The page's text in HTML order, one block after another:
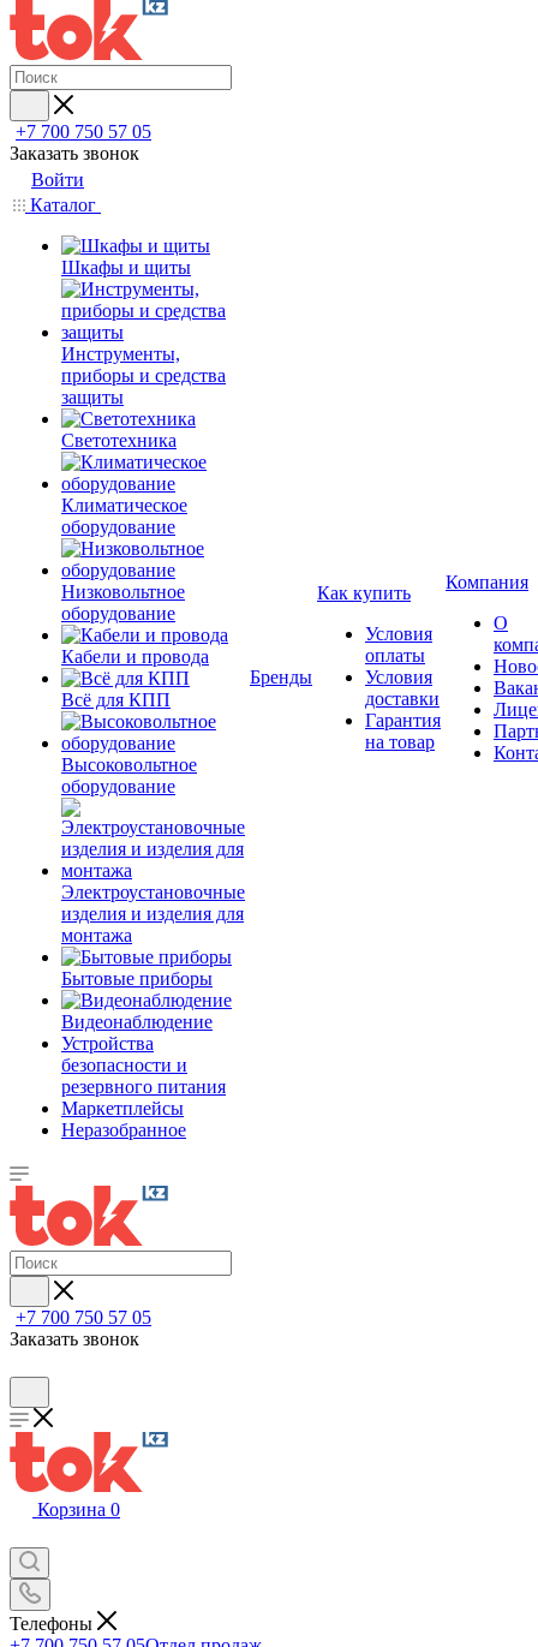
+7 700 750 57 05
Заказать звонок
Войти
Каталог
Шкафы и щиты
Инструменты,
приборы и средства
защиты
Светотехника
Климатическое
оборудование
Низковольтное
оборудование
Кабели и провода
Всё для КПП
Высоковольтное
оборудование
Электроустановочные
изделия и изделия для
монтажа
Бытовые приборы
Видеонаблюдение
Устройства
безопасности и
резервного питания
Маркетплейсы
Неразобранное
Бренды
Как купить
Условия
оплаты
Условия
доставки
Гарантия
на товар
Компания
О
+7 700 750 57 05
Заказать звонок
Корзина 0
Телефоны